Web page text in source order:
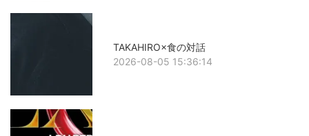
TAKAHIRO×食の対話
2026-08-05 15:36:14